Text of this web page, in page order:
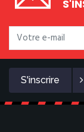
S'inscrire